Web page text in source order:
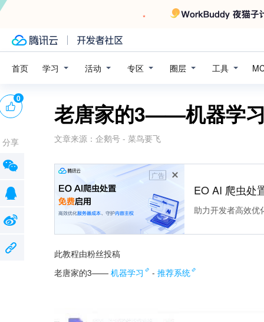
首页 学习 活动 专区 圈层 工具
老唐家的3——机器学
文章来源： 企鹅号 - 菜鸟要飞
广告
EO AI 爬虫处
助力开发者高效优
此教程由粉丝投稿
老唐家的3—— 机器学习 - 推荐系统
0
分享